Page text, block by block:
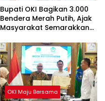
Bupati OKI Bagikan 3.000
Bendera Merah Putih, Ajak
Masyarakat Semarakkan
OKI Maju Bersama